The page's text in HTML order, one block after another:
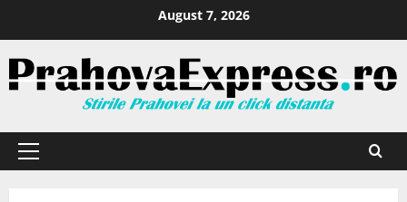
August 7, 2026